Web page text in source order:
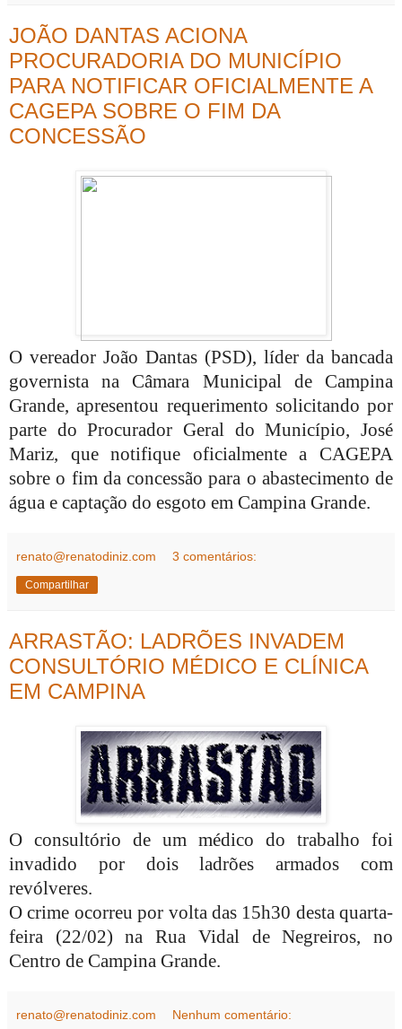
JOÃO DANTAS ACIONA
PROCURADORIA DO MUNICÍPIO
PARA NOTIFICAR OFICIALMENTE A
CAGEPA SOBRE O FIM DA
CONCESSÃO
O vereador João Dantas (PSD), líder da bancada
governista na Câmara Municipal de Campina
Grande, apresentou requerimento solicitando por
parte do Procurador Geral do Município, José
Mariz, que notifique oficialmente a CAGEPA
sobre o fim da concessão para o abastecimento de
água e captação do esgoto em Campina Grande.
renato@renatodiniz.com 3 comentários:
Compartilhar
ARRASTÃO: LADRÕES INVADEM
CONSULTÓRIO MÉDICO E CLÍNICA
EM CAMPINA
O consultório de um médico do trabalho foi
invadido por dois ladrões armados com
revólveres.
O crime ocorreu por volta das 15h30 desta quarta-
feira (22/02) na Rua Vidal de Negreiros, no
Centro de Campina Grande.
renato@renatodiniz.com Nenhum comentário: